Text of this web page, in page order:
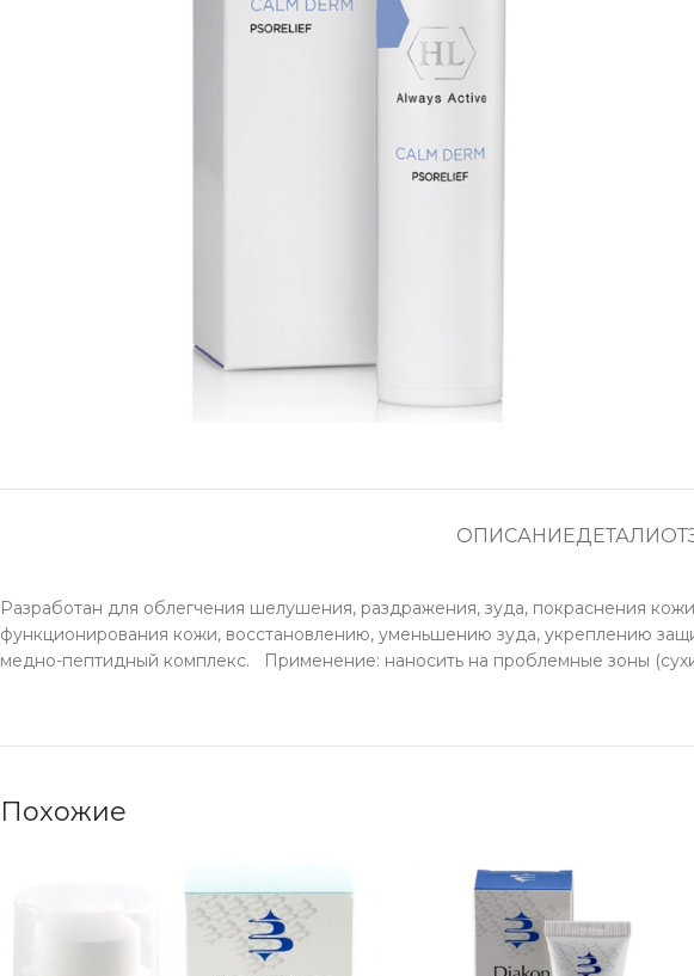
ОПИСАНИЕДЕТАЛИ
Разработан для облегчения шелушения, раздражения, зуда, покраснения
функционирования кожи, восстановлению, уменьшению зуда, укреплению
медно-пептидный комплекс. Применение: наносить на проблемные зоны
Похожие